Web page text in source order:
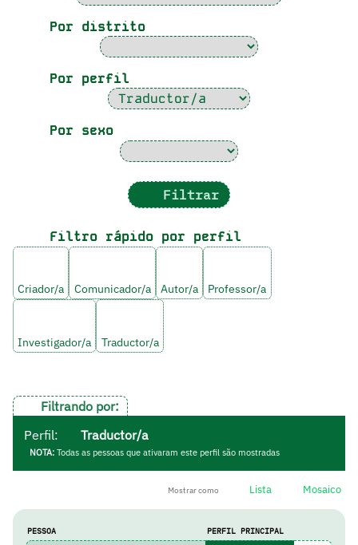
Por distrito
Por perfil
Por sexo
Filtrar
Filtro rápido por perfil
Criador/a Comunicador/a Autor/a Professor/a
Investigador/a Traductor/a
Filtrando por:
Perfil:
Traductor/a
NOTA:Todas as pessoas que ativaram este perfil são mostradas
Mostrar como Lista Mosaico
PESSOA PERFIL PRINCIPAL